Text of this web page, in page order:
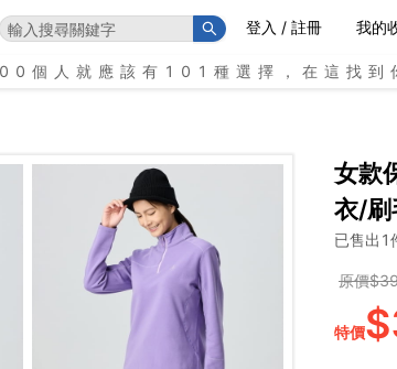
登入 / 註冊 我的
個人就應該有101種選擇，在這找到
女款
衣/刷
已售出 1
原價$
特價$